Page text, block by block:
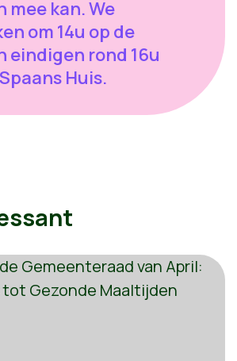
mee kan. We
om 14u op de
eindigen rond 16u
Huis.